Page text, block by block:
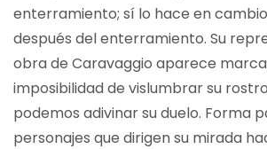
enterramiento; sí lo hace en
después del enterramiento. Su
obra de Caravaggio aparece
imposibilidad de vislumbrar su
podemos adivinar su duelo. Forma
personajes que dirigen su mirada